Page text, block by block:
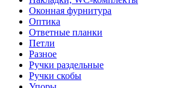
Оконная фурнитура
Оптика
Ответные планки
Петли
Разное
Ручки раздельные
Ручки скобы